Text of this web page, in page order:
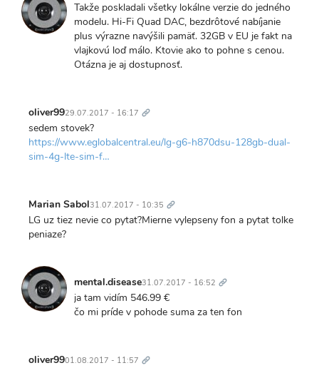
Takže poskladali všetky lokálne verzie do jedného
modelu. Hi-Fi Quad DAC, bezdrôtové nabíjanie
plus výrazne navýšili pamäť. 32GB v EU je fakt na
vlajkovú loď málo. Ktovie ako to pohne s cenou.
Otázna je aj dostupnosť.
oliver9929.07.2017 - 16:17 odkaz
sedem stovek?
https://www.eglobalcentral.eu/lg-g6-h870dsu-128gb-dual-
sim-4g-lte-sim-f…
Marian Sabol31.07.2017 - 10:35 odkaz
LG uz tiez nevie co pytat?Mierne vylepseny fon a pytat tolke
peniaze?
mental.disease31.07.2017 - 16:52 odkaz
ja tam vidím 546.99 €
čo mi príde v pohode suma za ten fon
oliver9901.08.2017 - 11:57 odkaz